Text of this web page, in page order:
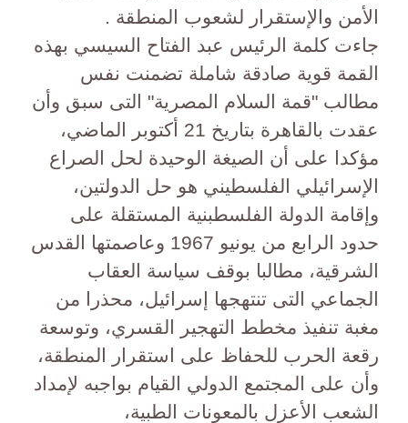
الأمن والإستقرار لشعوب المنطقة .
جاءت كلمة الرئيس عبد الفتاح السيسي بهذه
القمة قوية صادقة شاملة تضمنت نفس
مطالب "قمة السلام المصرية" التى سبق وأن
عقدت بالقاهرة بتاريخ 21 أكتوبر الماضي،
مؤكدا على أن الصيغة الوحيدة لحل الصراع
الإسرائيلي الفلسطيني هو حل الدولتين،
وإقامة الدولة الفلسطبنية المستقلة على
حدود الرابع من يونيو 1967 وعاصمتها القدس
الشرقية، مطالبا بوقف سياسة العقاب
الجماعي التى تنتهجها إسرائيل، محذرا من
مغبة تنفيذ مخطط التهجير القسري، وتوسعة
رقعة الحرب للحفاظ على استقرار المنطقة،
وأن على المجتمع الدولي القيام بواجبه لإمداد
الشعب الأعزل بالمعونات الطبية،